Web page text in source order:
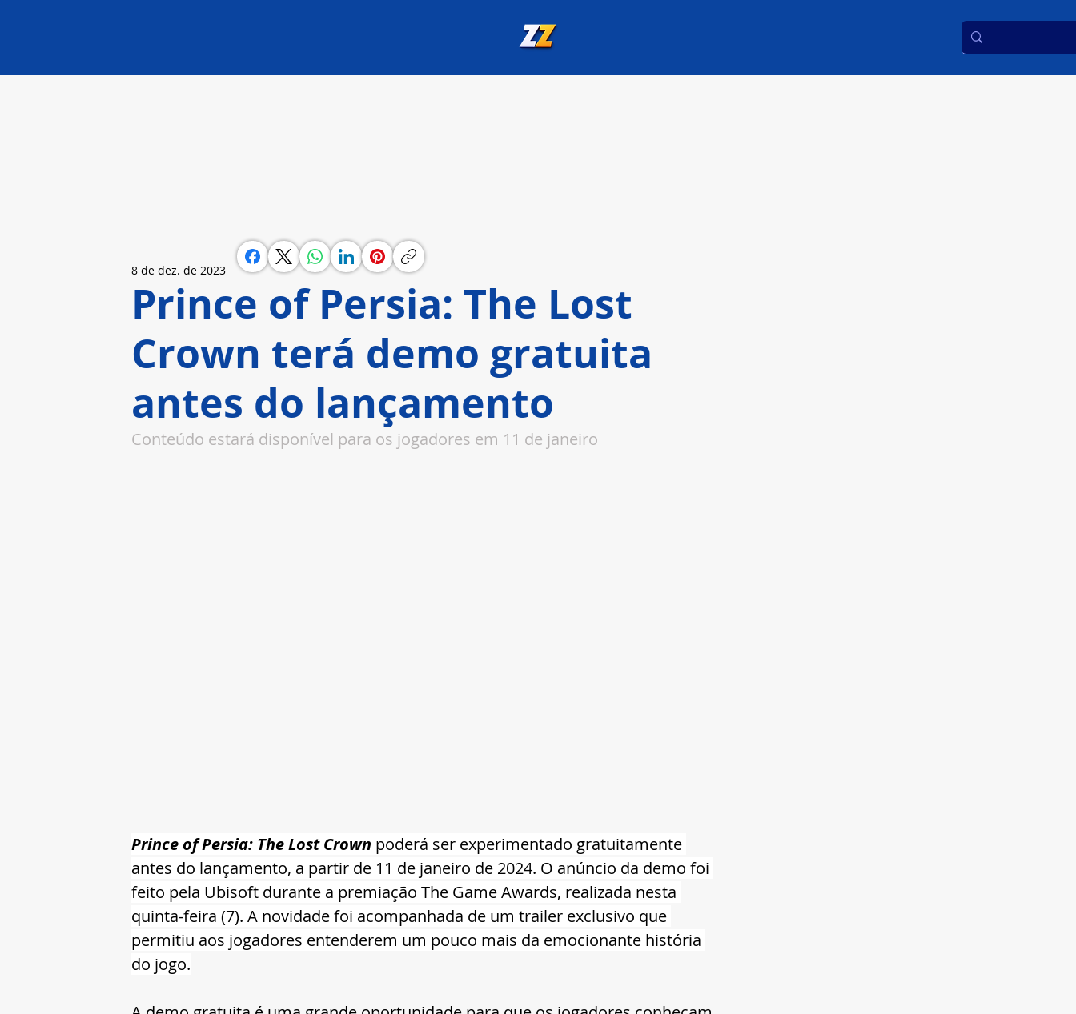
Prince of Persia: The Lost
Crown terá demo gratuita
antes do lançamento
8 de dez. de 2023
Conteúdo estará disponível para os jogadores em 11 de janeiro
Prince of Persia: The Lost Crown poderá ser experimentado gratuitamente
antes do lançamento, a partir de 11 de janeiro de 2024. O anúncio da demo foi
feito pela Ubisoft durante a premiação The Game Awards, realizada nesta
quinta-feira (7). A novidade foi acompanhada de um trailer exclusivo que
permitiu aos jogadores entenderem um pouco mais da emocionante história
do jogo.